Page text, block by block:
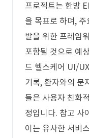
프로젝트는 한방
을 목표로 하며,
발을 위한 프레임
포함될 것으로 예
드 헬스케어 UI/
기록, 환자와의 문
들은 사용자 친화
정입니다. 참고 사
이는 유사한 서비